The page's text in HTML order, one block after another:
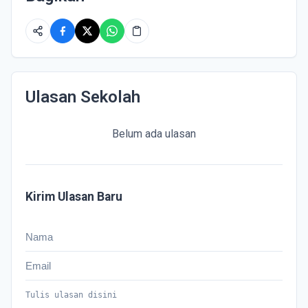
Ulasan Sekolah
Belum ada ulasan
Kirim Ulasan Baru